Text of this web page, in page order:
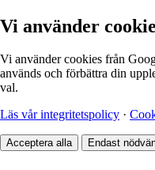
Vi använder
Vi använder cookies från
används och förbättra din
val.
Läs vår integritetspolicy ·
Acceptera alla Endast